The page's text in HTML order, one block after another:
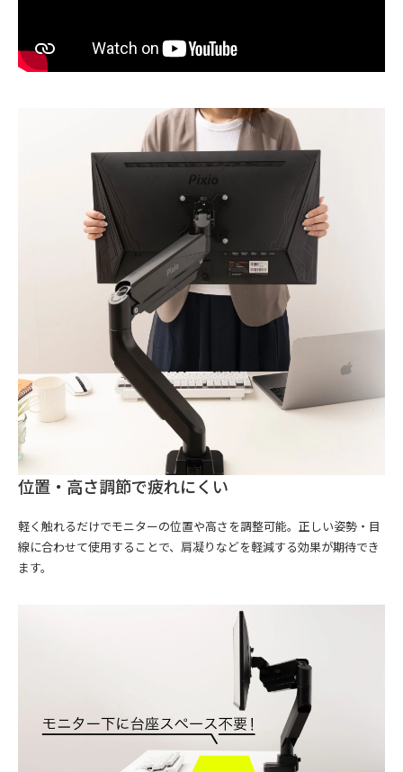
位置・高さ調節で疲れにくい
軽く触れるだけでモニターの位置や高さを調整可能。正しい姿勢・目
線に合わせて使用することで、肩凝りなどを軽減する効果が期待でき
ます。